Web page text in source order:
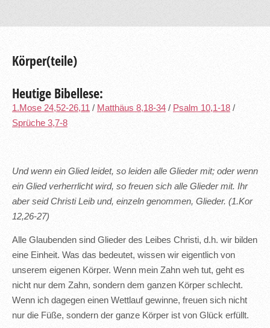
Körper(teile)
Heutige Bibellese:
1.Mose 24,52-26,11 / Matthäus 8,18-34 / Psalm 10,1-18 /
Sprüche 3,7-8
Und wenn ein Glied leidet, so leiden alle Glieder mit; oder wenn
ein Glied verherrlicht wird, so freuen sich alle Glieder mit. Ihr
aber seid Christi Leib und, einzeln genommen, Glieder. (1.Kor
12,26-27)
Alle Glaubenden sind Glieder des Leibes Christi, d.h. wir bilden
eine Einheit. Was das bedeutet, wissen wir eigentlich von
unserem eigenen Körper. Wenn mein Zahn weh tut, geht es
nicht nur dem Zahn, sondern dem ganzen Körper schlecht.
Wenn ich dagegen einen Wettlauf gewinne, freuen sich nicht
nur die Füße, sondern der ganze Körper ist von Glück erfüllt.